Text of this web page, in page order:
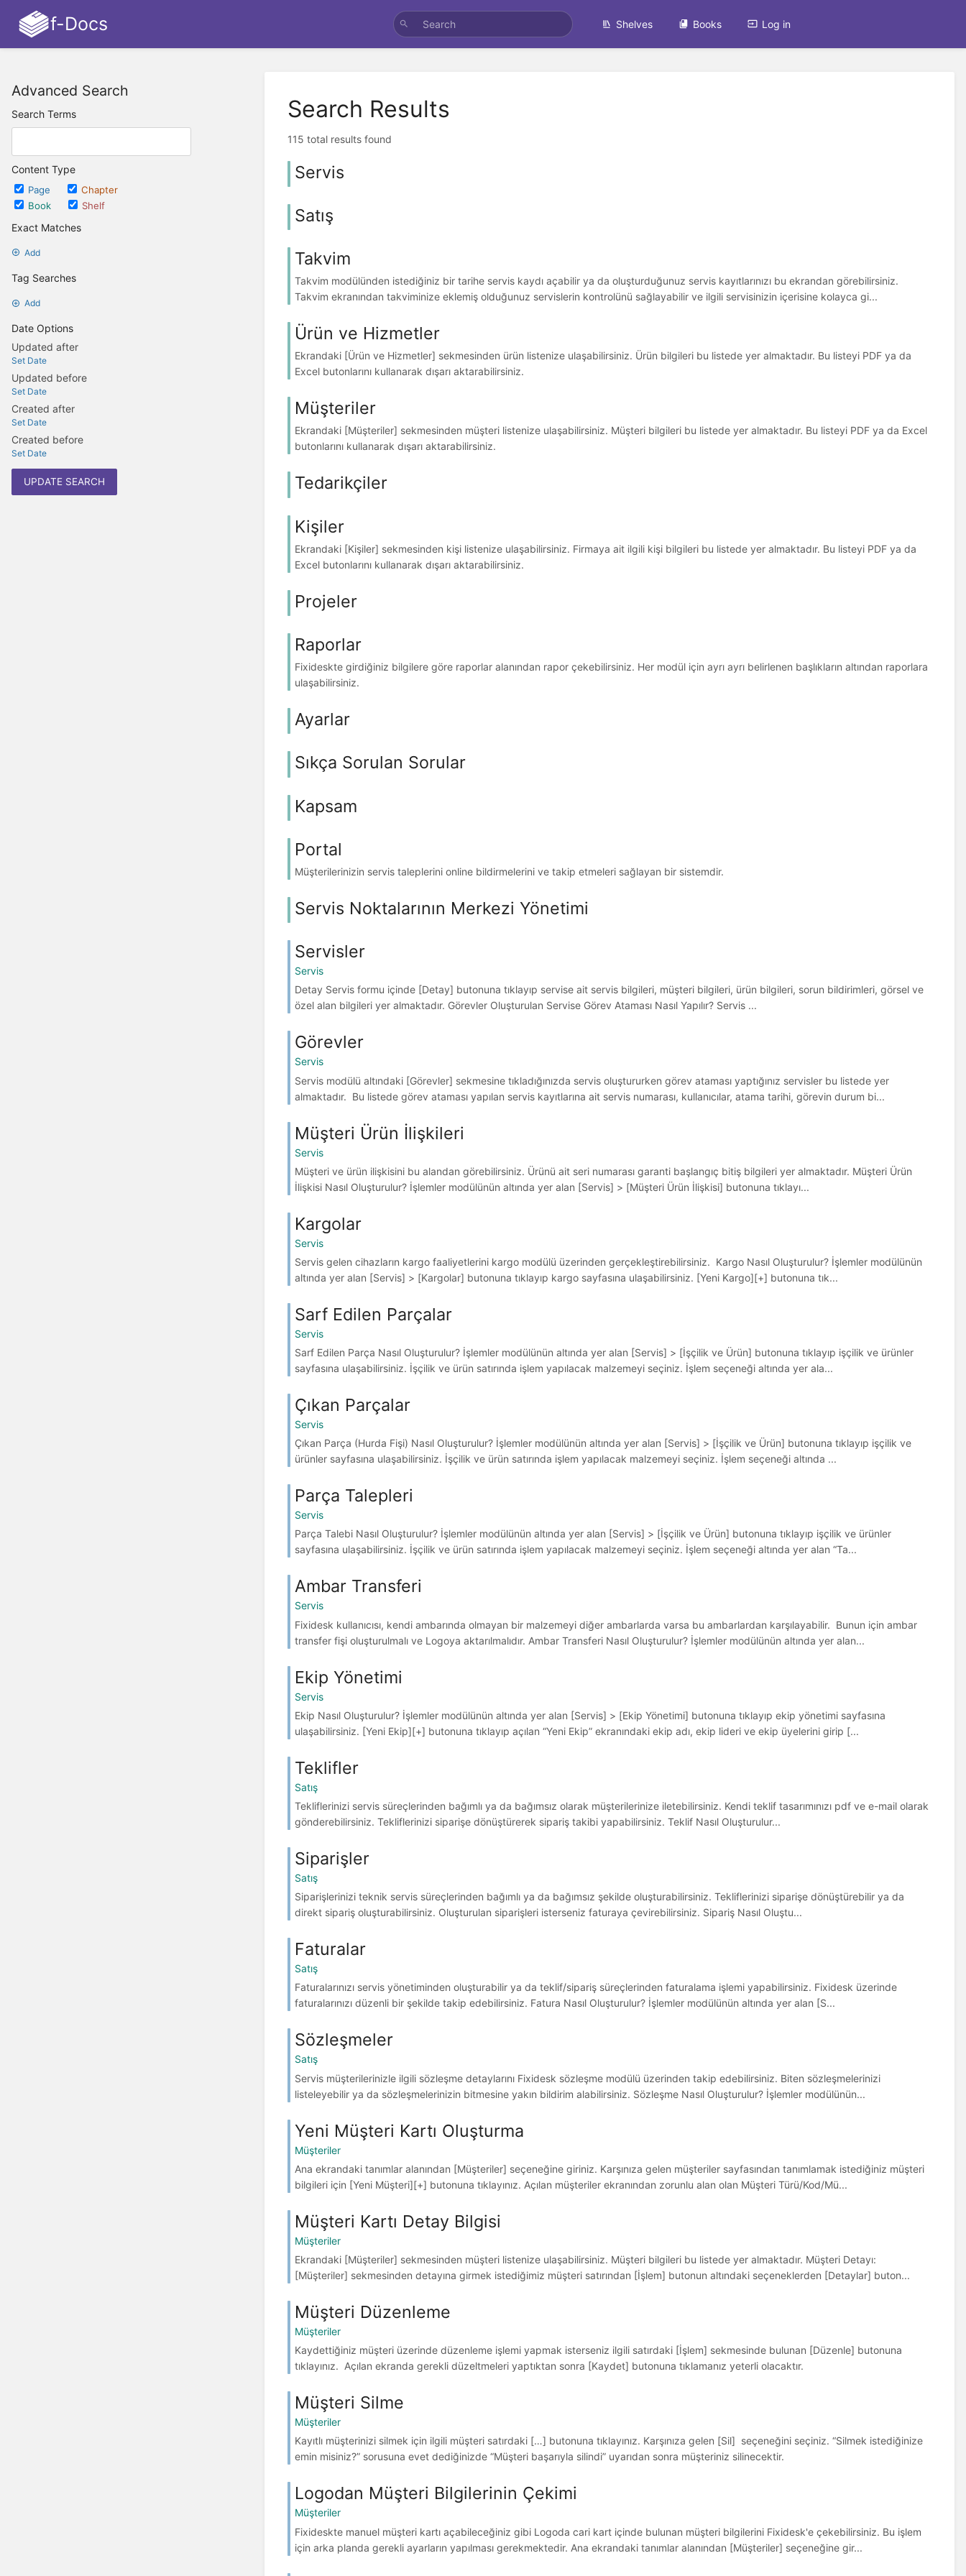
f-Docs Shelves Books Log in
Advanced Search
Search Terms
Content Type
Page
Chapter
Book
Shelf
Exact Matches
Add
Tag Searches
Add
Date Options
Updated after
Set Date
Updated before
Set Date
Created after
Set Date
Created before
Set Date
UPDATE SEARCH
Search Results
115 total results found
Servis
Satış
Takvim
Takvim modülünden istediğiniz bir tarihe servis kaydı açabilir ya da oluşturduğunuz servis kayıtlarınızı bu ekrandan görebilirsiniz.
Takvim ekranından takviminize eklemiş olduğunuz servislerin kontrolünü sağlayabilir ve ilgili servisinizin içerisine kolayca gi...
Ürün ve Hizmetler
Ekrandaki [Ürün ve Hizmetler] sekmesinden ürün listenize ulaşabilirsiniz. Ürün bilgileri bu listede yer almaktadır. Bu listeyi PDF ya da
Excel butonlarını kullanarak dışarı aktarabilirsiniz.
Müşteriler
Ekrandaki [Müşteriler] sekmesinden müşteri listenize ulaşabilirsiniz. Müşteri bilgileri bu listede yer almaktadır. Bu listeyi PDF ya da Excel
butonlarını kullanarak dışarı aktarabilirsiniz.
Tedarikçiler
Kişiler
Ekrandaki [Kişiler] sekmesinden kişi listenize ulaşabilirsiniz. Firmaya ait ilgili kişi bilgileri bu listede yer almaktadır. Bu listeyi PDF ya da
Excel butonlarını kullanarak dışarı aktarabilirsiniz.
Projeler
Raporlar
Fixideskte girdiğiniz bilgilere göre raporlar alanından rapor çekebilirsiniz. Her modül için ayrı ayrı belirlenen başlıkların altından raporlara
ulaşabilirsiniz.
Ayarlar
Sıkça Sorulan Sorular
Kapsam
Portal
Müşterilerinizin servis taleplerini online bildirmelerini ve takip etmeleri sağlayan bir sistemdir.
Servis Noktalarının Merkezi Yönetimi
Servisler
Servis
Detay Servis formu içinde [Detay] butonuna tıklayıp servise ait servis bilgileri, müşteri bilgileri, ürün bilgileri, sorun bildirimleri, görsel ve
özel alan bilgileri yer almaktadır. Görevler Oluşturulan Servise Görev Ataması Nasıl Yapılır? Servis ...
Görevler
Servis
Servis modülü altındaki [Görevler] sekmesine tıkladığınızda servis oluştururken görev ataması yaptığınız servisler bu listede yer
almaktadır. Bu listede görev ataması yapılan servis kayıtlarına ait servis numarası, kullanıcılar, atama tarihi, görevin durum bi...
Müşteri Ürün İlişkileri
Servis
Müşteri ve ürün ilişkisini bu alandan görebilirsiniz. Ürünü ait seri numarası garanti başlangıç bitiş bilgileri yer almaktadır. Müşteri Ürün
İlişkisi Nasıl Oluşturulur? İşlemler modülünün altında yer alan [Servis] > [Müşteri Ürün İlişkisi] butonuna tıklayı...
Kargolar
Servis
Servis gelen cihazların kargo faaliyetlerini kargo modülü üzerinden gerçekleştirebilirsiniz. Kargo Nasıl Oluşturulur? İşlemler modülünün
altında yer alan [Servis] > [Kargolar] butonuna tıklayıp kargo sayfasına ulaşabilirsiniz. [Yeni Kargo][+] butonuna tık...
Sarf Edilen Parçalar
Servis
Sarf Edilen Parça Nasıl Oluşturulur? İşlemler modülünün altında yer alan [Servis] > [İşçilik ve Ürün] butonuna tıklayıp işçilik ve ürünler
sayfasına ulaşabilirsiniz. İşçilik ve ürün satırında işlem yapılacak malzemeyi seçiniz. İşlem seçeneği altında yer ala...
Çıkan Parçalar
Servis
Çıkan Parça (Hurda Fişi) Nasıl Oluşturulur? İşlemler modülünün altında yer alan [Servis] > [İşçilik ve Ürün] butonuna tıklayıp işçilik ve
ürünler sayfasına ulaşabilirsiniz. İşçilik ve ürün satırında işlem yapılacak malzemeyi seçiniz. İşlem seçeneği altında ...
Parça Talepleri
Servis
Parça Talebi Nasıl Oluşturulur? İşlemler modülünün altında yer alan [Servis] > [İşçilik ve Ürün] butonuna tıklayıp işçilik ve ürünler
sayfasına ulaşabilirsiniz. İşçilik ve ürün satırında işlem yapılacak malzemeyi seçiniz. İşlem seçeneği altında yer alan “Ta...
Ambar Transferi
Servis
Fixidesk kullanıcısı, kendi ambarında olmayan bir malzemeyi diğer ambarlarda varsa bu ambarlardan karşılayabilir. Bunun için ambar
transfer fişi oluşturulmalı ve Logoya aktarılmalıdır. Ambar Transferi Nasıl Oluşturulur? İşlemler modülünün altında yer alan...
Ekip Yönetimi
Servis
Ekip Nasıl Oluşturulur? İşlemler modülünün altında yer alan [Servis] > [Ekip Yönetimi] butonuna tıklayıp ekip yönetimi sayfasına
ulaşabilirsiniz. [Yeni Ekip][+] butonuna tıklayıp açılan “Yeni Ekip” ekranındaki ekip adı, ekip lideri ve ekip üyelerini girip [...
Teklifler
Satış
Tekliflerinizi servis süreçlerinden bağımlı ya da bağımsız olarak müşterilerinize iletebilirsiniz. Kendi teklif tasarımınızı pdf ve e-mail olarak
gönderebilirsiniz. Tekliflerinizi siparişe dönüştürerek sipariş takibi yapabilirsiniz. Teklif Nasıl Oluşturulur...
Siparişler
Satış
Siparişlerinizi teknik servis süreçlerinden bağımlı ya da bağımsız şekilde oluşturabilirsiniz. Tekliflerinizi siparişe dönüştürebilir ya da
direkt sipariş oluşturabilirsiniz. Oluşturulan siparişleri isterseniz faturaya çevirebilirsiniz. Sipariş Nasıl Oluştu...
Faturalar
Satış
Faturalarınızı servis yönetiminden oluşturabilir ya da teklif/sipariş süreçlerinden faturalama işlemi yapabilirsiniz. Fixidesk üzerinde
faturalarınızı düzenli bir şekilde takip edebilirsiniz. Fatura Nasıl Oluşturulur? İşlemler modülünün altında yer alan [S...
Sözleşmeler
Satış
Servis müşterilerinizle ilgili sözleşme detaylarını Fixidesk sözleşme modülü üzerinden takip edebilirsiniz. Biten sözleşmelerinizi
listeleyebilir ya da sözleşmelerinizin bitmesine yakın bildirim alabilirsiniz. Sözleşme Nasıl Oluşturulur? İşlemler modülünün...
Yeni Müşteri Kartı Oluşturma
Müşteriler
Ana ekrandaki tanımlar alanından [Müşteriler] seçeneğine giriniz. Karşınıza gelen müşteriler sayfasından tanımlamak istediğiniz müşteri
bilgileri için [Yeni Müşteri][+] butonuna tıklayınız. Açılan müşteriler ekranından zorunlu alan olan Müşteri Türü/Kod/Mü...
Müşteri Kartı Detay Bilgisi
Müşteriler
Ekrandaki [Müşteriler] sekmesinden müşteri listenize ulaşabilirsiniz. Müşteri bilgileri bu listede yer almaktadır. Müşteri Detayı:
[Müşteriler] sekmesinden detayına girmek istediğimiz müşteri satırından [İşlem] butonun altındaki seçeneklerden [Detaylar] buton...
Müşteri Düzenleme
Müşteriler
Kaydettiğiniz müşteri üzerinde düzenleme işlemi yapmak isterseniz ilgili satırdaki [İşlem] sekmesinde bulunan [Düzenle] butonuna
tıklayınız. Açılan ekranda gerekli düzeltmeleri yaptıktan sonra [Kaydet] butonuna tıklamanız yeterli olacaktır.
Müşteri Silme
Müşteriler
Kayıtlı müşterinizi silmek için ilgili müşteri satırdaki […] butonuna tıklayınız. Karşınıza gelen [Sil] seçeneğini seçiniz. “Silmek istediğinize
emin misiniz?” sorusuna evet dediğinizde “Müşteri başarıyla silindi” uyarıdan sonra müşteriniz silinecektir.
Logodan Müşteri Bilgilerinin Çekimi
Müşteriler
Fixideskte manuel müşteri kartı açabileceğiniz gibi Logoda cari kart içinde bulunan müşteri bilgilerini Fixidesk'e çekebilirsiniz. Bu işlem
için arka planda gerekli ayarların yapılması gerekmektedir. Ana ekrandaki tanımlar alanından [Müşteriler] seçeneğine gir...